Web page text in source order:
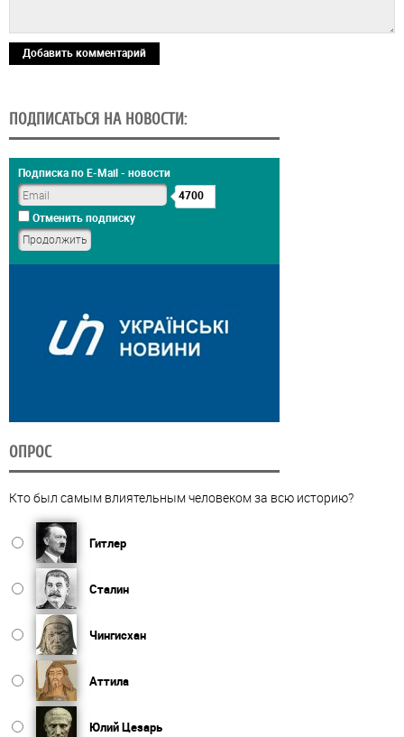
Добавить комментарий
ПОДПИСАТЬСЯ НА НОВОСТИ:
Подписка по E-Mail - новости
4700
Отменить подписку
ОПРОС
Кто был самым влиятельным человеком за всю историю?
Гитлер
Сталин
Чингисхан
Аттила
Юлий Цезарь